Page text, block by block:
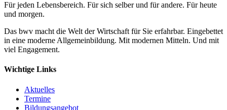
Für jeden Lebensbereich. Für sich selber und für andere. Für heute
und morgen.
Das bwv macht die Welt der Wirtschaft für Sie erfahrbar. Eingebettet
in eine moderne Allgemeinbildung. Mit modernen Mitteln. Und mit
viel Engagement.
Wichtige Links
Aktuelles
Termine
Bildungsangebot